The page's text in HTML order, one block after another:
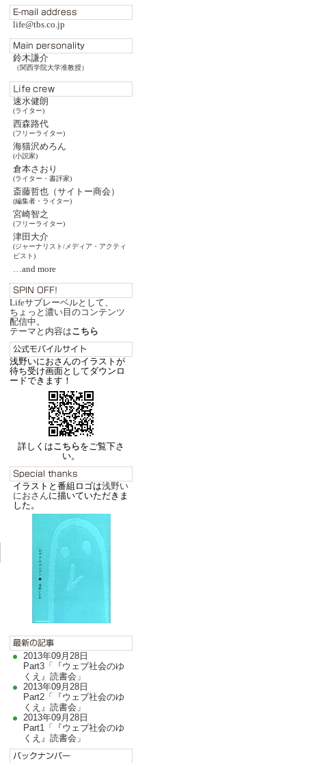
life@tbs.co.jp
鈴木謙介
（関西学院大学准教授）
速水健朗
(ライター)
西森路代
(フリーライター)
海猫沢めろん
(小説家)
倉本さおり
(ライター・書評家)
斎藤哲也（サイトー商会）
(編集者・ライター)
宮崎智之
(フリーライター)
津田大介
(ジャーナリスト/メディア・アクティ
ビスト)
…and more
Lifeサブレーベルとして、
ちょっと濃い目のコンテンツ
配信中。
テーマと内容はこちら
浅野いにおさんのイラストが
待ち受け画面としてダウンロ
ードできます！
詳しくはこちらをご覧下さ
い。
イラストと番組ロゴは浅野い
におさんに描いていただきま
した。
2013年09月28日
Part3「『ウェブ社会のゆ
くえ』読書会」
2013年09月28日
Part2「『ウェブ社会のゆ
くえ』読書会」
2013年09月28日
Part1「『ウェブ社会のゆ
くえ』読書会」